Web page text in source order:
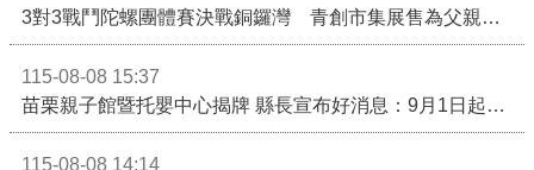
115-08-08 15:37
115-08-08 14:14